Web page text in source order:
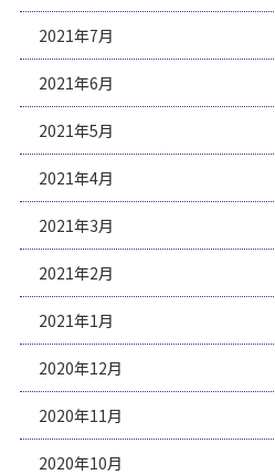
2021年7月
2021年6月
2021年5月
2021年4月
2021年3月
2021年2月
2021年1月
2020年12月
2020年11月
2020年10月